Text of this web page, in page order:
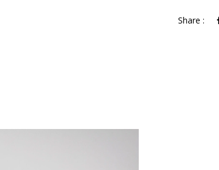
Share :